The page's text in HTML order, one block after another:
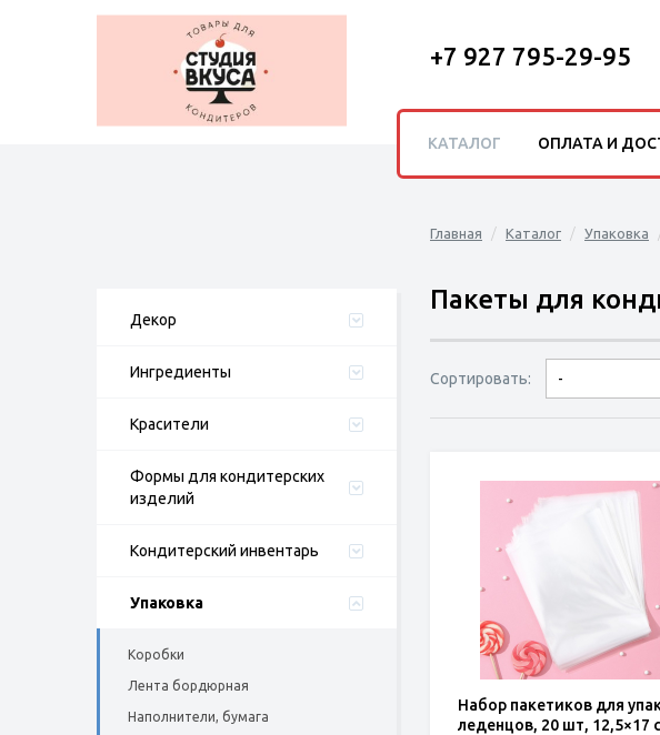
Декор
Ингредиенты
Красители
Формы для кондитерских
изделий
Кондитерский инвентарь
Упаковка
Коробки
Лента бордюрная
Наполнители, бумага
Главная Каталог Упаковка
Пакеты для
Сортировать: -
по
сначала
сначала
Набор пакетиков для
леденцов, 20 шт, 12,5×17
+7 927 795-29-95
КАТАЛОГ ОПЛАТА И